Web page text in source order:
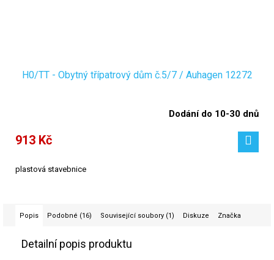
H0/TT - Obytný třípatrový dům č.5/7 / Auhagen 12272
Dodání do 10-30 dnů
913 Kč
plastová stavebnice
Popis Podobné (16) Související soubory (1) Diskuze Značka
Detailní popis produktu